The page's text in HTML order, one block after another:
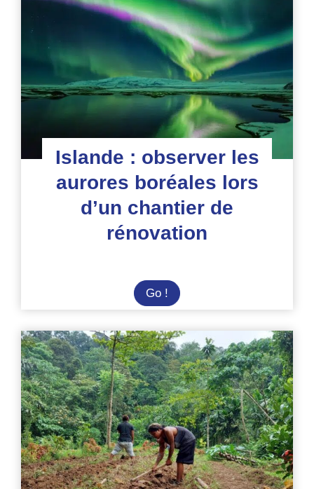
en
Islande
Islande : observer les
aurores boréales lors
d’un chantier de
rénovation
Go ! Islande
:
observer
les
aurores
boréales
lors
d’un
chantier
de
rénovation